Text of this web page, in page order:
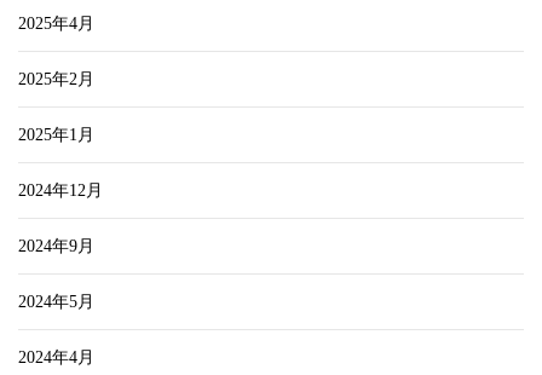
2025年4月
2025年2月
2025年1月
2024年12月
2024年9月
2024年5月
2024年4月